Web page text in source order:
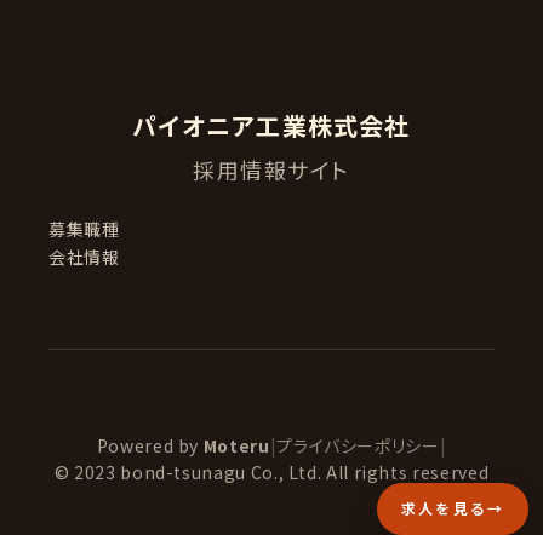
求人を見る →
パイオニア工業株式会社
採用情報サイト
募集職種
会社情報
Powered by Moteru |プライバシーポリシー |
© 2023 bond-tsunagu Co., Ltd. All rights reserved